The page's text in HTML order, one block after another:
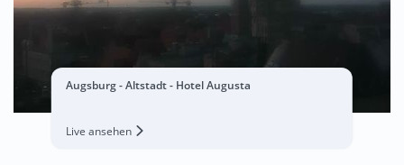
Augsburg - Altstadt - Hotel Augusta
Live ansehen